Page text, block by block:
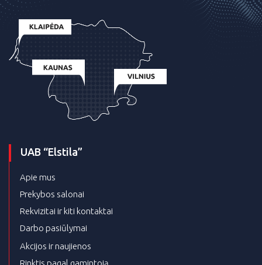
UAB “Elstila”
Apie mus
Prekybos salonai
Rekvizitai ir kiti kontaktai
Darbo pasiūlymai
Akcijos ir naujienos